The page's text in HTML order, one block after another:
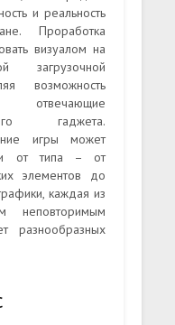
и реальность
Проработка
визуалом на
загрузочной
возможность
отвечающие
гаджета.
игры может
от типа – от
элементов до
каждая из
неповторимым
разнообразных